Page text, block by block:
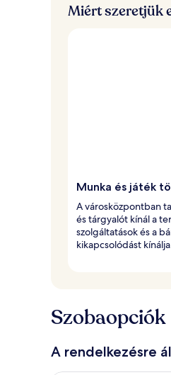
Miért szeretjük
Munka és játék
A városközpontban
és tárgyalót kínál a
szolgáltatások és a
kikapcsolódást
Szobaopciók
A rendelkezésre